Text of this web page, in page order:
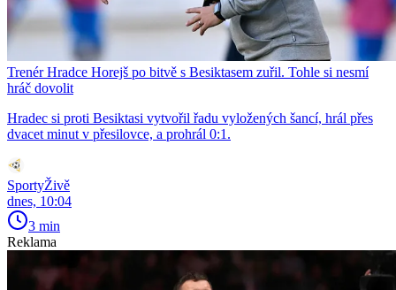
Trenér Hradce Horejš po bitvě s Besiktasem zuřil. Tohle si nesmí
hráč dovolit
Hradec si proti Besiktasi vytvořil řadu vyložených šancí, hrál přes
dvacet minut v přesilovce, a prohrál 0:1.
SportyŽivě
dnes, 10:04
3 min
Reklama